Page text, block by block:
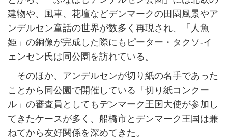
建物や、風車、花壇などデンマークの田園風景やア
ンデルセン童話の世界が数多く再現され、「人魚
姫」の銅像が完成した際にもピーター・タクソ-イ
ェンセン氏は同公園を訪れている。
そのほか、アンデルセンが切り紙の名手であった
ことから同公園で開催している「切り紙コンクー
ル」の審査員としてもデンマーク王国大使が参加し
てきたケースが多く、船橋市とデンマーク王国は兼
ねてから友好関係を深めてきた。